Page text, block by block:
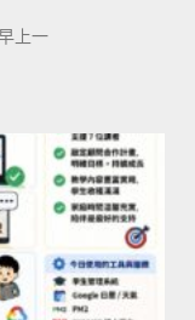
上一